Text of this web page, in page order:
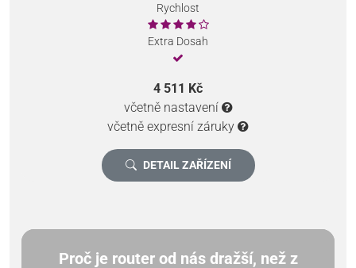
Rychlost
Extra Dosah
4 511 Kč
včetně nastavení
včetně expresní záruky
DETAIL ZAŘÍZENÍ
Proč je router od nás dražší, než z